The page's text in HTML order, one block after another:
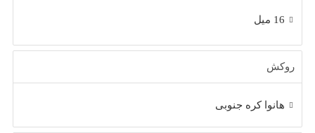
16 میل
روکش
هانوا کره جنوبی